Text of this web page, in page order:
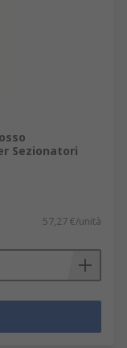
Sezionatori
57,27 €/unità